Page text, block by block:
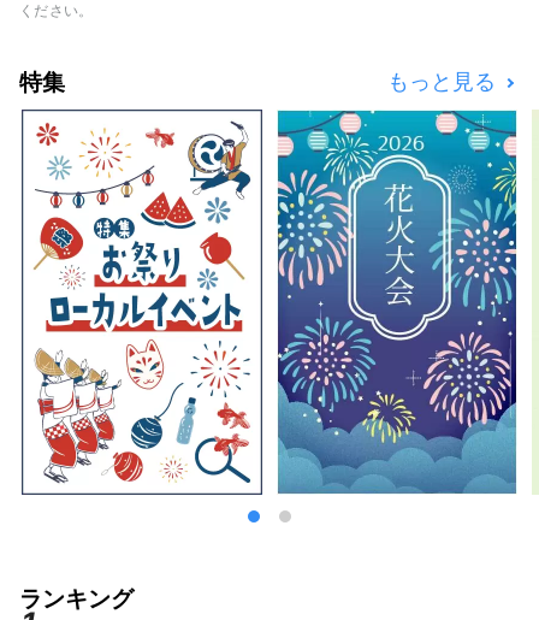
ぬくもりを感じる事ができる宿です。
ください。
特集 もっと見る
ランキング